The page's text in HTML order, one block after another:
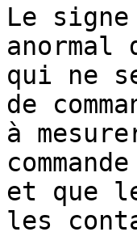
Le
anormal
qui ne
de
à
et que
les